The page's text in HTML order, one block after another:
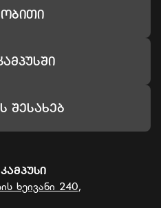
Შესახებ
ხეივანი 240,